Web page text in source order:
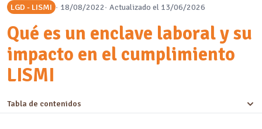
LGD - LISMI 18/08/2022 Actualizado el 13/06/2026
Qué es un enclave laboral y su
impacto en el cumplimiento
LISMI
Tabla de contenidos